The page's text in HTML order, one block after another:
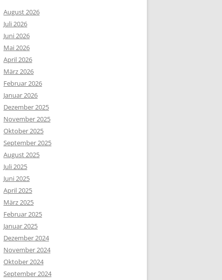
August 2026
Juli 2026
Juni 2026
Mai 2026
April 2026
März 2026
Februar 2026
Januar 2026
Dezember 2025
November 2025
Oktober 2025
September 2025
August 2025
Juli 2025
Juni 2025
April 2025
März 2025
Februar 2025
Januar 2025
Dezember 2024
November 2024
Oktober 2024
September 2024